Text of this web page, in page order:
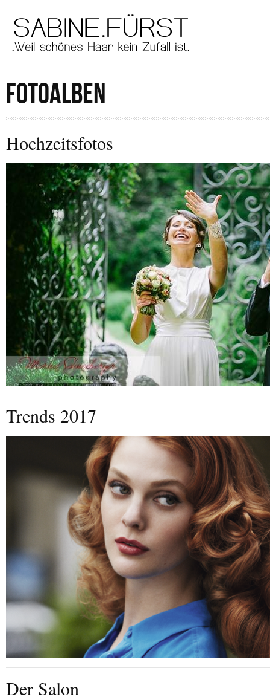
FOTOALBEN
Hochzeitsfotos
Trends 2017
Der Salon